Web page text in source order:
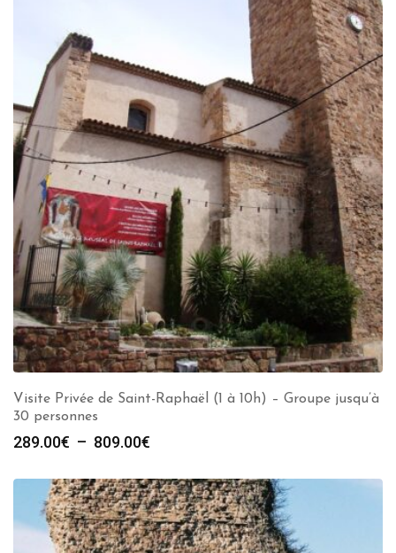
Visite Privée de Saint-Raphaël (1 à 10h) – Groupe jusqu’à
30 personnes
289.00€ – 809.00€
prix :
289.00€
à
809.00€